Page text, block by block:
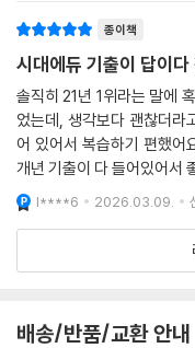
종이책
시대에듀 기출이 답이다
솔직히 21년 1위라는 말에
었는데, 생각보다 괜찮더라
어 있어서 복습하기 편했어
개년 기출이 다 들어있어서
족해서 다 풀지는 못했어요.
니까 도움이
l****6 2026.03.09.
배송/반품/교환 안내